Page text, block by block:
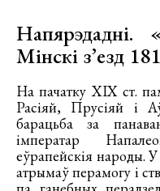
Напярэдадні.
Мінскі з’езд
На пачатку XIX ст.
Расіяй, Прусіяй і
барацьба за
імператар
еўрапейскія народы.
атрымаў перамогу і